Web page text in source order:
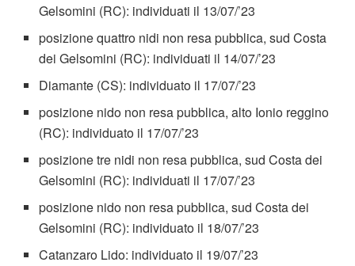
Gelsomini (RC): individuati il 13/07/’23
posizione quattro nidi non resa pubblica, sud Costa
dei Gelsomini (RC): individuati il 14/07/’23
Diamante (CS): individuato il 17/07/’23
posizione nido non resa pubblica, alto Ionio reggino
(RC): individuato il 17/07/’23
posizione tre nidi non resa pubblica, sud Costa dei
Gelsomini (RC): individuati il 17/07/’23
posizione nido non resa pubblica, sud Costa dei
Gelsomini (RC): individuato il 18/07/’23
Catanzaro Lido: individuato il 19/07/’23